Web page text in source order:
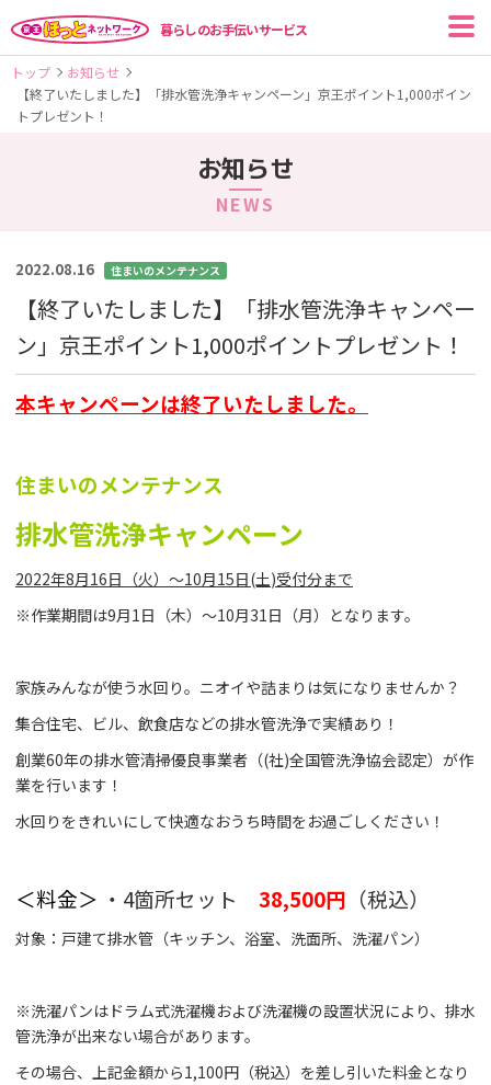
暮らしのお手伝いサービス
トップ
お知らせ
【終了いたしました】「排水管洗浄キャンペーン」京王ポイント1,000ポイン
トプレゼント！
お知らせ
NEWS
2022.08.16 住まいのメンテナンス
【終了いたしました】「排水管洗浄キャンペー
ン」京王ポイント1,000ポイントプレゼント！
本キャンペーンは終了いたしました。
住まいのメンテナンス
排水管洗浄キャンペーン
2022年8月16日（火）～10月15日(土)受付分まで
※作業期間は9月1日（木）～10月31日（月）となります。
家族みんなが使う水回り。ニオイや詰まりは気になりませんか？
集合住宅、ビル、飲食店などの排水管洗浄で実績あり！
創業60年の排水管清掃優良事業者（(社)全国管洗浄協会認定）が作
業を行います！
水回りをきれいにして快適なおうち時間をお過ごしください！
＜料金＞ ・4箇所セット 38,500円 （税込）
対象：戸建て排水管（キッチン、浴室、洗面所、洗濯パン）
※洗濯パンはドラム式洗濯機および洗濯機の設置状況により、排水
管洗浄が出来ない場合があります。
その場合、上記金額から1,100円（税込）を差し引いた料金となり